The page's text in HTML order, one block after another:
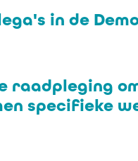
in de
raadpleging
specifieke